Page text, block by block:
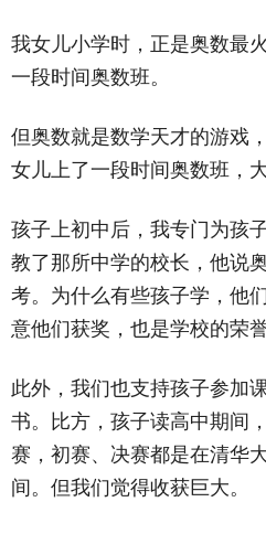
我女儿小学时，正是奥数最
一段时间奥数班。
但奥数就是数学天才的游戏
女儿上了一段时间奥数班，
孩子上初中后，我专门为孩
教了那所中学的校长，他说
考。为什么有些孩子学，他
意他们获奖，也是学校的荣
此外，我们也支持孩子参加
书。比方，孩子读高中期间
赛，初赛、决赛都是在清华
间。但我们觉得收获巨大。